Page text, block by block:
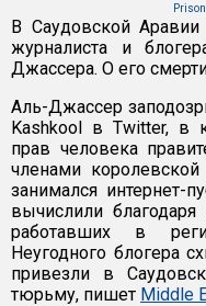
В Саудовской
журналиста и
Джассера. О его
Аль-Джассер
Kashkool в Twitter, в
прав человека
членами
занимался интернет-
вычислили благодаря
работавших в
Неугодного блогера
привезли в
тюрьму, пишет Middle